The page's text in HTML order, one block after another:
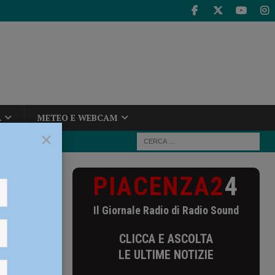
METEO E WEBCAM
di
di
PIACENZA24
Il Giornale Radio di Radio Sound
CLICCA E ASCOLTA
LE ULTIME NOTIZIE
×